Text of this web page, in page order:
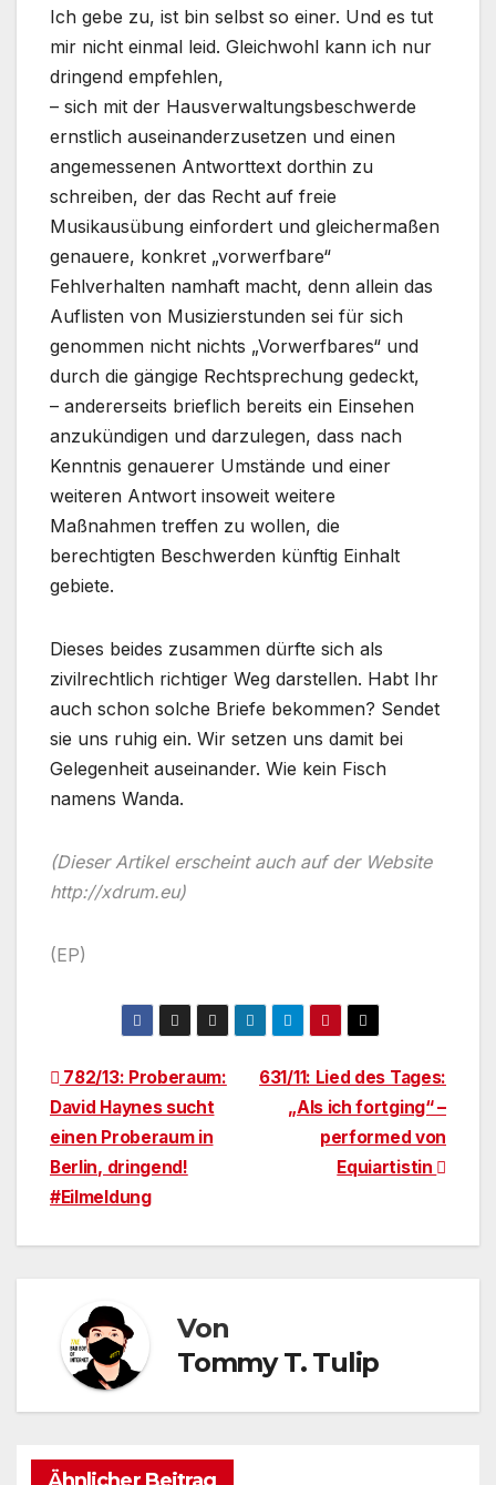
Ich gebe zu, ist bin selbst so einer. Und es tut
mir nicht einmal leid. Gleichwohl kann ich nur
dringend empfehlen,
– sich mit der Hausverwaltungsbeschwerde
ernstlich auseinanderzusetzen und einen
angemessenen Antworttext dorthin zu
schreiben, der das Recht auf freie
Musikausübung einfordert und gleichermaßen
genauere, konkret „vorwerfbare“
Fehlverhalten namhaft macht, denn allein das
Auflisten von Musizierstunden sei für sich
genommen nicht nichts „Vorwerfbares“ und
durch die gängige Rechtsprechung gedeckt,
– andererseits brieflich bereits ein Einsehen
anzukündigen und darzulegen, dass nach
Kenntnis genauerer Umstände und einer
weiteren Antwort insoweit weitere
Maßnahmen treffen zu wollen, die
berechtigten Beschwerden künftig Einhalt
gebiete.
Dieses beides zusammen dürfte sich als
zivilrechtlich richtiger Weg darstellen. Habt Ihr
auch schon solche Briefe bekommen? Sendet
sie uns ruhig ein. Wir setzen uns damit bei
Gelegenheit auseinander. Wie kein Fisch
namens Wanda.
(Dieser Artikel erscheint auch auf der Website
http://xdrum.eu)
(EP)
Beitragsnavigation
631/11: Lied des Tages:
„Als ich fortging“ –
performed von
Equiartistin
782/13: Proberaum:
David Haynes sucht
einen Proberaum in
Berlin, dringend!
#Eilmeldung
Von
Tommy T. Tulip